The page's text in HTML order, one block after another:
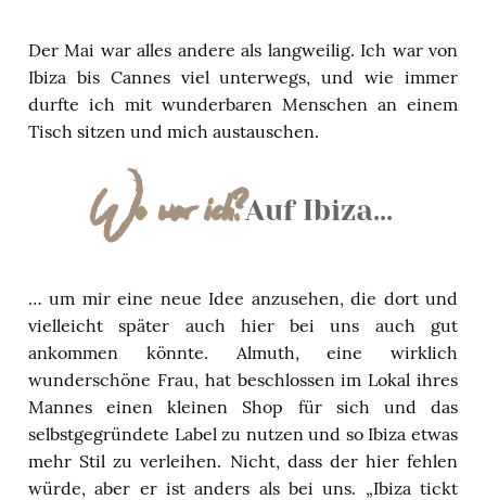
Der Mai war alles andere als langweilig. Ich war von
Ibiza bis Cannes viel unterwegs, und wie immer
durfte ich mit wunderbaren Menschen an einem
Tisch sitzen und mich austauschen.
Wo war ich?Auf Ibiza…
… um mir eine neue Idee anzusehen, die dort und
vielleicht später auch hier bei uns auch gut
ankommen könnte. Almuth, eine wirklich
wunderschöne Frau, hat beschlossen im Lokal ihres
Mannes einen kleinen Shop für sich und das
selbstgegründete Label zu nutzen und so Ibiza etwas
mehr Stil zu verleihen. Nicht, dass der hier fehlen
würde, aber er ist anders als bei uns. „Ibiza tickt